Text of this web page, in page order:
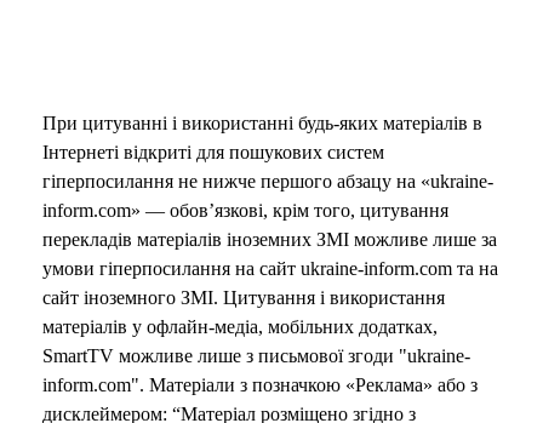
При цитуванні і використанні будь-яких матеріалів в
Інтернеті відкриті для пошукових систем
гіперпосилання не нижче першого абзацу на «ukraine-
inform.com» — обов’язкові, крім того, цитування
перекладів матеріалів іноземних ЗМІ можливе лише за
умови гіперпосилання на сайт ukraine-inform.com та на
сайт іноземного ЗМІ. Цитування і використання
матеріалів у офлайн-медіа, мобільних додатках,
SmartTV можливе лише з письмової згоди "ukraine-
inform.com". Матеріали з позначкою «Реклама» або з
дисклеймером: “Матеріал розміщено згідно з